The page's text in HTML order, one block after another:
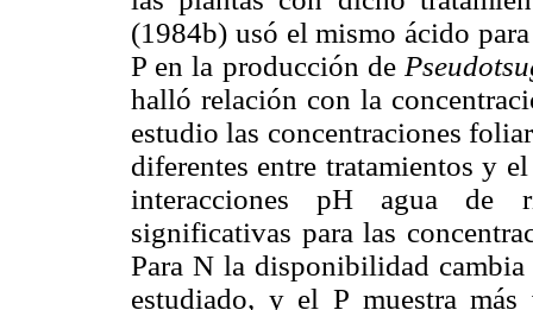
(1984b) usó el mismo ácido
P en la producción de
halló relación con la
estudio las concentraciones
diferentes entre tratamientos y
interacciones pH agua de
significativas para las
Para N la disponibilidad
estudiado, y el P muestra